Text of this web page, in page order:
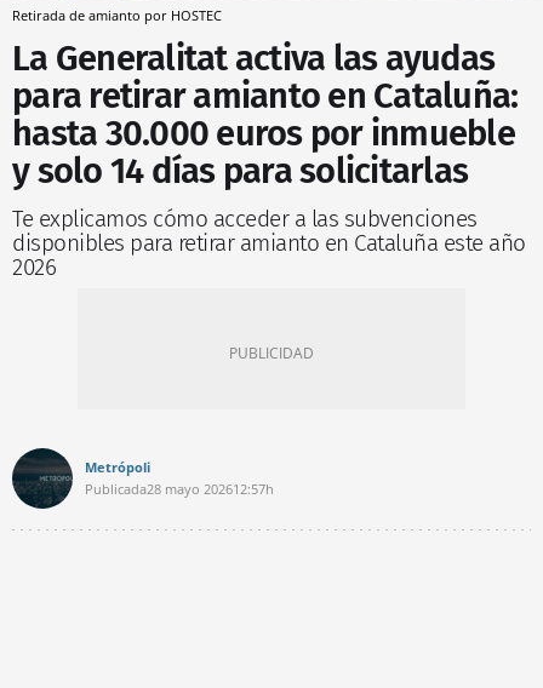
Retirada de amianto por HOSTEC
La Generalitat activa las ayudas
para retirar amianto en Cataluña:
hasta 30.000 euros por inmueble
y solo 14 días para solicitarlas
Te explicamos cómo acceder a las subvenciones
disponibles para retirar amianto en Cataluña este año
2026
Metrópoli
Publicada28 mayo 202612:57h